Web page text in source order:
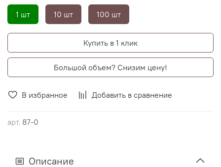
В избранное Добавить в сравнение
арт. 87-0
1 шт 10 шт 100 шт
Купить в 1 клик
Большой объем? Снизим цену!
Описание